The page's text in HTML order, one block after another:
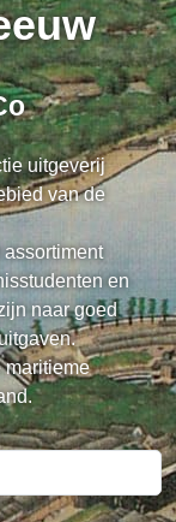
uitgeverij
van de
en
naar goed
maritieme